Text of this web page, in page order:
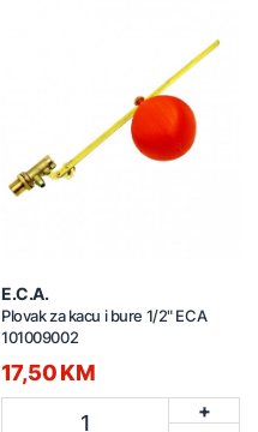
E.C.A.
Plovak za kacu i bure 1/2" ECA
101009002
17,50 KM
1
+